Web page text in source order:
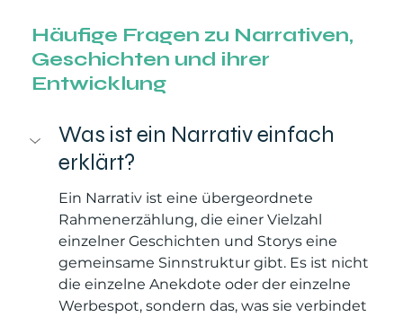
Häufige Fragen zu Narrativen,
Geschichten und ihrer
Entwicklung
Was ist ein Narrativ einfach
erklärt?
Ein Narrativ ist eine übergeordnete
Rahmenerzählung, die einer Vielzahl
einzelner Geschichten und Storys eine
gemeinsame Sinnstruktur gibt. Es ist nicht
die einzelne Anekdote oder der einzelne
Werbespot, sondern das, was sie verbindet